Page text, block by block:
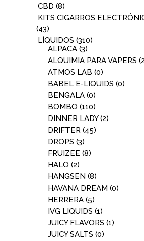
CBD (8)
KITS CIGARROS
(43)
LÍQUIDOS (310)
ALPACA (3)
ALQUIMIA PARA VAPERS
ATMOS LAB (0)
BABEL E-LIQUIDS (0)
BENGALA (0)
BOMBO (110)
DINNER LADY (2)
DRIFTER (45)
DROPS (3)
FRUIZEE (8)
HALO (2)
HANGSEN (8)
HAVANA DREAM (0)
HERRERA (5)
IVG LIQUIDS (1)
JUICY FLAVORS (1)
JUICY SALTS (0)